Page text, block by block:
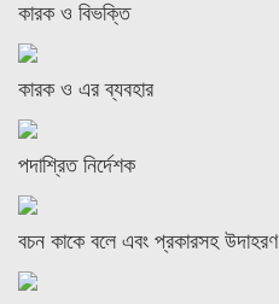
কারক ও বিভক্তি
কারক ও এর ব্যবহার
পদাশ্রিত নির্দেশক
বচন কাকে বলে এবং প্রকারসহ উদাহরণ